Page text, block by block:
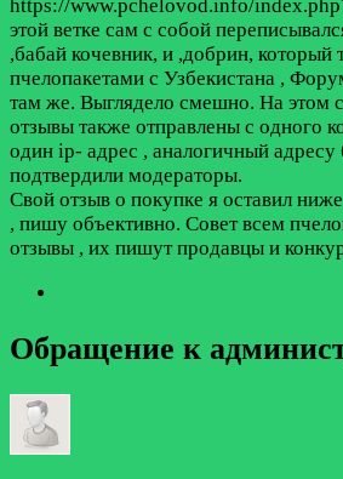
https://www.pchelovod.info/
этой ветке сам с собой
,бабай кочевник, и ,добрин, который
пчелопакетами с Узбекистана ,
там же. Выглядело смешно. На этом
отзывы также отправлены с одного
один ip- адрес , аналогичный адресу
подтвердили модераторы.
Свой отзыв о покупке я оставил
, пишу объективно. Совет всем
отзывы , их пишут продавцы и
Обращение к